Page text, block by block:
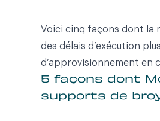
Voici cinq façons dont la
des délais d’exécution
d’approvisionnement en
5 façons dont
supports de